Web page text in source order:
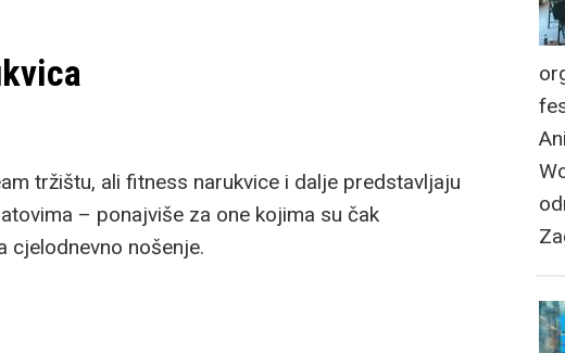
tržištu, ali fitness narukvice i dalje predstavljaju
– ponajviše za one kojima su čak
cjelodnevno nošenje.